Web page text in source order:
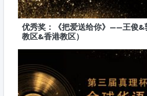
优秀奖：《把爱送给你》——王俊&
教区&香港教区）